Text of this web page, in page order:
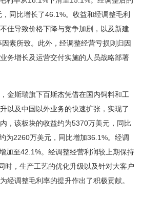
同比增长了46.1%。收益和经调整毛利
佳导致价格下降与竞争加剧，以及新建
素所致。此外，经调整经营亏损则归因
务增长及运营交付实施的人员战略部署
金斯瑞旗下百斯杰凭借在国内饲料和工
以及中国以外业务的快速扩张，实现了
，该板块的收益约为5370万美元，同比
为2260万美元，同比增加36.1%。经调
加至42.1%。经调整经营利润较上期保持
时，生产工艺的优化升级以及针对大客户
经调整毛利率的提升作出了积极贡献。